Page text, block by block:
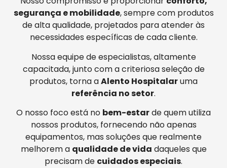
segurança e mobilidade, sempre com produtos
de alta qualidade, projetados para atender às
necessidades específicas de cada cliente.
Nossa equipe de especialistas, altamente
capacitada, junto com a criteriosa seleção de
produtos, torna aAlento Hospitalaruma
referência no setor.
O nosso foco está no bem-estarde quem utiliza
nossos produtos, fornecendo não apenas
equipamentos, mas soluções que realmente
melhorem a qualidade de vida daqueles que
precisam de cuidados especiais.